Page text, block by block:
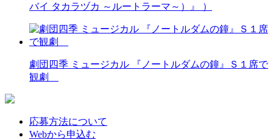
バイ タカラヅカ ～ルートラーマ～）』 ）
劇団四季 ミュージカル 『ノートルダムの鐘』Ｓ１席で
観劇
応募方法について
Webから申込む